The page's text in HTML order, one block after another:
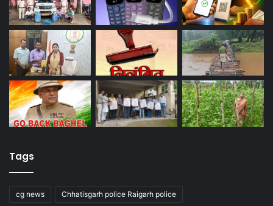
Tags
cg news Chhatisgarh police Raigarh police